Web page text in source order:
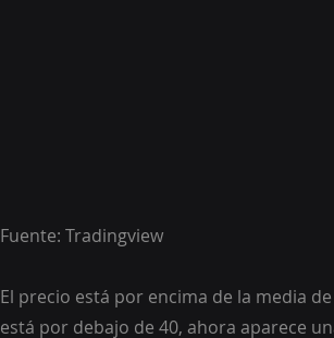
Fuente: Tradingview
El precio está por encima de la media
está por debajo de 40, ahora aparece